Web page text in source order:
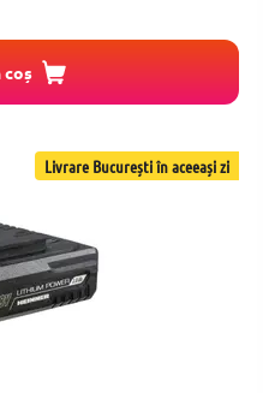
coș
Livrare București în aceeași zi